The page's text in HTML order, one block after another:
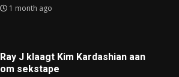
1 month ago
Ray J klaagt Kim Kardashian aan
om sekstape